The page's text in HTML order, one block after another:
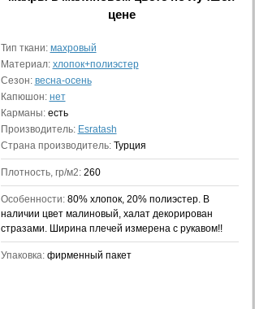
цене
Тип ткани: махровый
Материал: хлопок+полиэстер
Сезон: весна-осень
Капюшон: нет
Карманы: есть
Производитель: Esratash
Страна производитель: Турция
Плотность, гр/м2: 260
Особенности: 80% хлопок, 20% полиэстер. В
наличии цвет малиновый, халат декорирован
стразами. Ширина плечей измерена с рукавом!!
Упаковка: фирменный пакет